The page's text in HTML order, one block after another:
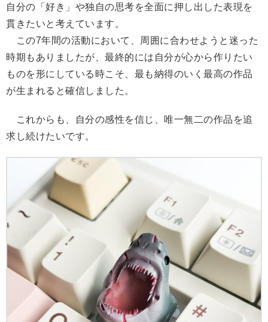
自分の「好き」や独自の思考を全面に押し出した表現を
貫きたいと考えています。
この7年間の活動において、周囲に合わせようと迷った
時期もありましたが、最終的には自分が心から作りたい
ものを形にしている時こそ、最も納得のいく最高の作品
が生まれると確信しました。
これからも、自分の感性を信じ、唯一無二の作品を追
求し続けたいです。